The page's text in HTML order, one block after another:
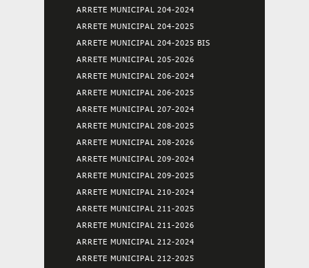
ARRETE MUNICIPAL 204-2024
ARRETE MUNICIPAL 204-2025
ARRETE MUNICIPAL 204-2025 BIS
ARRETE MUNICIPAL 205-2026
ARRETE MUNICIPAL 206-2024
ARRETE MUNICIPAL 206-2025
ARRETE MUNICIPAL 207-2024
ARRETE MUNICIPAL 208-2025
ARRETE MUNICIPAL 208-2026
ARRETE MUNICIPAL 209-2024
ARRETE MUNICIPAL 209-2025
ARRETE MUNICIPAL 210-2024
ARRETE MUNICIPAL 211-2025
ARRETE MUNICIPAL 211-2026
ARRETE MUNICIPAL 212-2024
ARRETE MUNICIPAL 212-2025